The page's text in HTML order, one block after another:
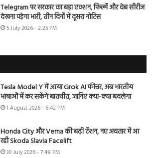
Telegram पर सरकार का बड़ा एक्शन, फिल्में और वेब सीरीज
देखना पड़ेगा भारी, तीन दिनों में दूसरा नोटिस
5 July 2026 - 2:25 PM
Tesla Model Y में आया Grok AI फीचर, अब भारतीय
भाषाओं में कर सकेंगे बातचीत, जानिए क्या-क्या बदलेगा
1 August 2026 - 6:42 PM
Honda City और Verna की बढ़ी टेंशन, नए अवतार में आ
रही Skoda Slavia Facelift
30 July 2026 - 7:48 PM